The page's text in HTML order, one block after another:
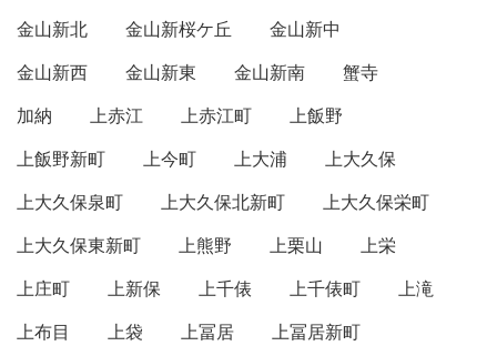
金山新北
金山新桜ケ丘
金山新中
金山新西
金山新東 金山新南
蟹寺
加納
上赤江 上赤江町
上飯野
上飯野新町
上今町 上大浦
上大久保
上大久保泉町
上大久保北新町
上大久保栄町
上大久保東新町
上熊野 上栗山
上栄
上庄町
上新保 上千俵 上千俵町
上滝
上布目
上袋 上冨居
上冨居新町